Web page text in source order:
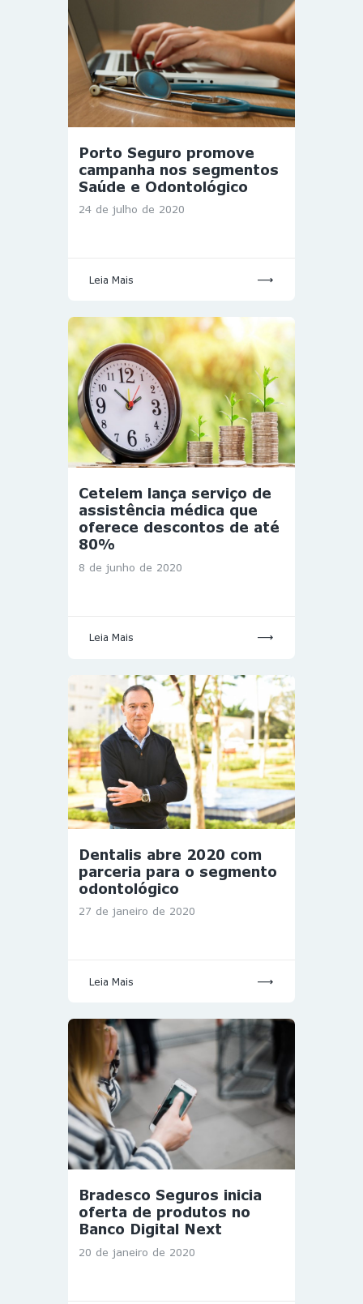
Porto Seguro promove
campanha nos segmentos
Saúde e Odontológico
24 de julho de 2020
Leia Mais
Cetelem lança serviço de
assistência médica que
oferece descontos de até
80%
8 de junho de 2020
Leia Mais
Dentalis abre 2020 com
parceria para o segmento
odontológico
27 de janeiro de 2020
Leia Mais
Bradesco Seguros inicia
oferta de produtos no
Banco Digital Next
20 de janeiro de 2020